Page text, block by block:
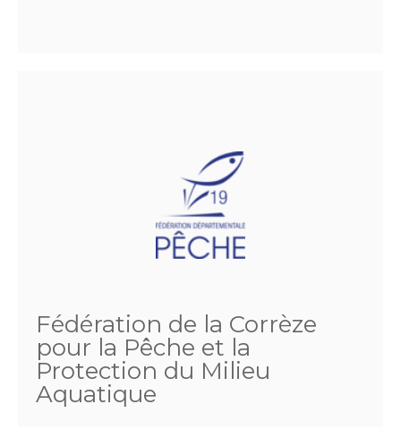
Fédération de la Corrèze
pour la Pêche et la
Protection du Milieu
Aquatique